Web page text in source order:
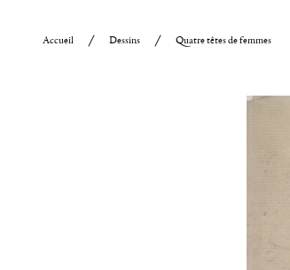
Accueil Dessins Quatre têtes de femmes